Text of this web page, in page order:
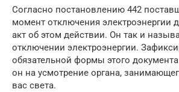
Согласно постановлению 442
момент отключения электроэнергии
акт об этом действии. Он так и
отключении электроэнергии.
обязательной формы этого документа
он на усмотрение органа,
вас света.